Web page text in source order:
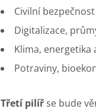
Civilní
Digitalizace,
Klima, energetika
Potraviny,
Třetí pilířse bude